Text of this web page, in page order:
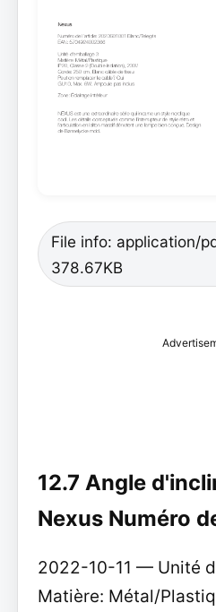
File info: application/
378.67KB
12.7 Angle
Nexus Numéro
2022-10-11 — Unité
Matière: Métal/